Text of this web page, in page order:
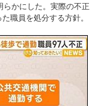
らかにした。実際の不正
職員を処分する方針。